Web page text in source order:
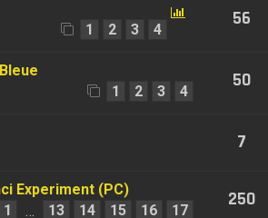
1 2 3 4 56
1 2 3 4 50
7
Experiment (PC)
1 13 14 15 16 17 250